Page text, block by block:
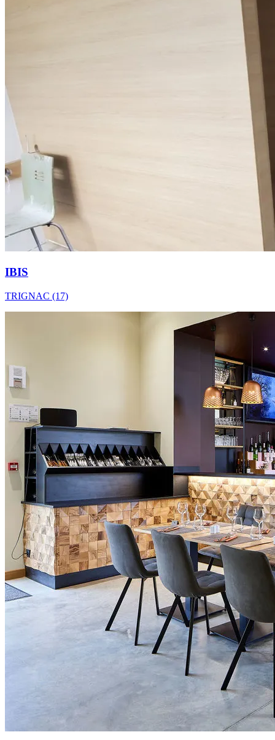
IBIS
TRIGNAC (17)